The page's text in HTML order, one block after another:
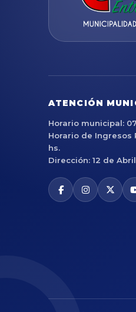
ATENCIÓN
Horario municipal:
Horario de Ingresos
hs.
Dirección: 12 de